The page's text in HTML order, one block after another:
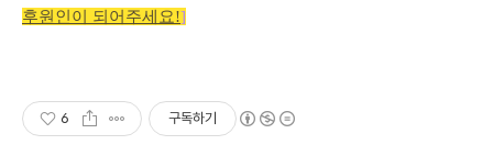
후원인이 되어주세요!]
6 구독하기